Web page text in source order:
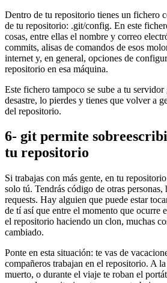
Dentro de tu repositorio tienes un fichero
de tu repositorio: .git/config. En este
cosas, entre ellas el nombre y correo
commits, alisas de comandos de esos
internet y, en general, opciones de
repositorio en esa máquina.
Este fichero tampoco se sube a tu servidor
desastre, lo pierdes y tienes que volver a
del repositorio.
6- git permite
tu repositorio
Si trabajas con más gente, en tu
solo tú. Tendrás código de otras personas,
requests. Hay alguien que puede estar
de tí así que entre el momento que ocurre
el repositorio haciendo un clon, muchas
cambiado.
Ponte en esta situación: te vas de
compañeros trabajan en el repositorio. A
muerto, o durante el viaje te roban el